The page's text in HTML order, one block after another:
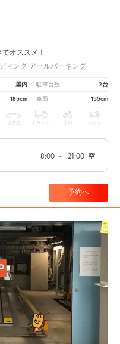
オススメ！
ィング アールパーキング
屋内 駐車台数 2台
185cm 車高 155cm
大型車 トラック 原付 バイク
8:00 ～ 21:00 空
予約へ